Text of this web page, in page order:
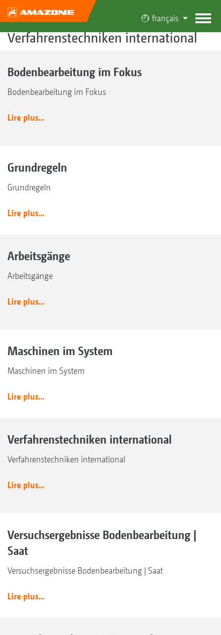
français
Verfahrenstechniken international
Bodenbearbeitung im Fokus
Bodenbearbeitung im Fokus
Lire plus...
Grundregeln
Grundregeln
Lire plus...
Arbeitsgänge
Arbeitsgänge
Lire plus...
Maschinen im System
Maschinen im System
Lire plus...
Verfahrenstechniken international
Verfahrenstechniken international
Lire plus...
Versuchsergebnisse Bodenbearbeitung |
Saat
Versuchsergebnisse Bodenbearbeitung | Saat
Lire plus...